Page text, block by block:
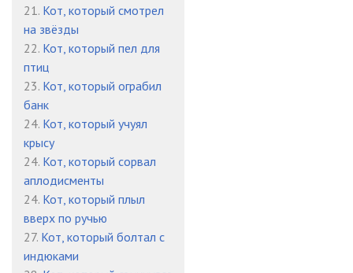
21. Кот, который смотрел
на звёзды
22. Кот, который пел для
птиц
23. Кот, который ограбил
банк
24. Кот, который учуял
крысу
24. Кот, который сорвал
аплодисменты
24. Кот, который плыл
вверх по ручью
27. Кот, который болтал с
индюками